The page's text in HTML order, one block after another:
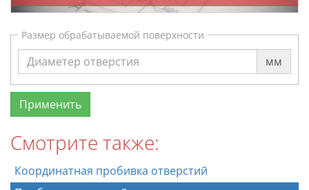
Размер обрабатываемой поверхности
мм
Смотрите также:
Координатная пробивка отверстий